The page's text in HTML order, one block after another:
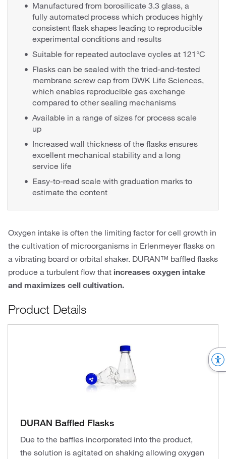
Manufactured from borosilicate 3.3 glass, a
fully automated process which produces highly
consistent flask shapes leading to reproducible
experimental conditions and results
Suitable for repeated autoclave cycles at 121°C
Flasks can be sealed with the tried-and-tested
membrane screw cap from DWK Life Sciences,
which enables reproducible gas exchange
compared to other sealing mechanisms
Available in a range of sizes for process scale
up
Increased wall thickness of the flasks ensures
excellent mechanical stability and a long
service life
Easy-to-read scale with graduation marks to
estimate the content
Oxygen intake is often the limiting factor for cell growth in
the cultivation of microorganisms in Erlenmeyer flasks on
a vibrating board or orbital shaker. DURAN™ baffled flasks
produce a turbulent flow that increases oxygen intake
and maximizes cell cultivation.
Product Details
DURAN Baffled Flasks
Due to the baffles incorporated into the product,
the solution is agitated on shaking allowing oxygen